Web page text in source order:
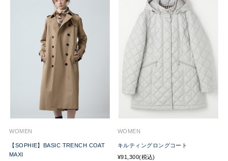
WOMEN
【SOPHIE】BASIC TRENCH COAT
MAXI
WOMEN
キルティングロングコート
¥91,300(税込)